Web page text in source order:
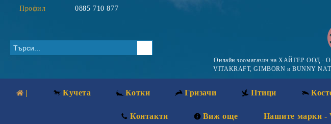
Профил 0885 710 877
Онлайн зоомагазин на ХАЙГЕР
VITAKRAFT, GIMBORN и BUNNY
| Кучета Котки Гризачи Птици
Контакти Виж още Нашите марки -